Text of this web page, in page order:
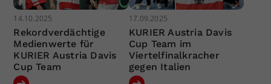
14.10.2025
Rekordverdächtige
Medienwerte für
KURIER Austria Davis
Cup Team
17.09.2025
KURIER Austria Davis
Cup Team im
Viertelfinalkracher
gegen Italien